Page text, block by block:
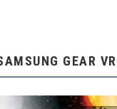
GEAR